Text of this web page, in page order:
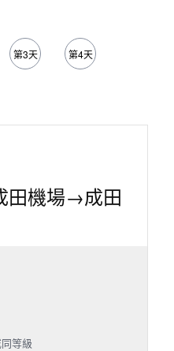
第3天 第4天
田機場→成田
等級